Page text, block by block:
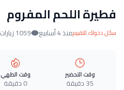
فطيرة اللحم المفروم
سجّل دخولك للتقييممنذ 4 أسابيع 1059 زيارات
وقت التحضير
35 دقيقة
وقت الطهي
0 دقيقة